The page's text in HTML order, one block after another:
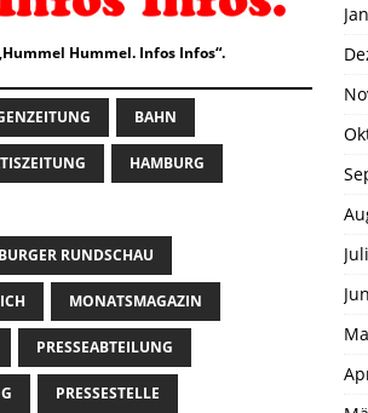
Hummel. Infos Infos“.
BAHN
HAMBURG
RUNDSCHAU
MONATSMAGAZIN
PRESSEABTEILUNG
PRESSESTELLE